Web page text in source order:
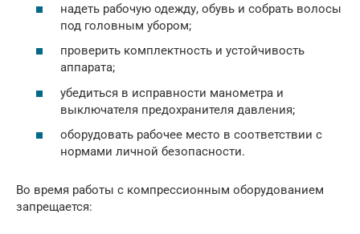
надеть рабочую одежду, обувь и собрать волосы
под головным убором;
проверить комплектность и устойчивость
аппарата;
убедиться в исправности манометра и
выключателя предохранителя давления;
оборудовать рабочее место в соответствии с
нормами личной безопасности.
Во время работы с компрессионным оборудованием
запрещается: